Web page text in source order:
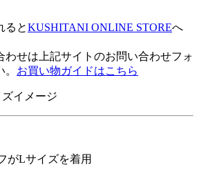
るとKUSHITANI ONLINE STOREへ
わせは上記サイトのお問い合わせフォ
お買い物ガイドはこちら
イメージ
がLサイズを着用